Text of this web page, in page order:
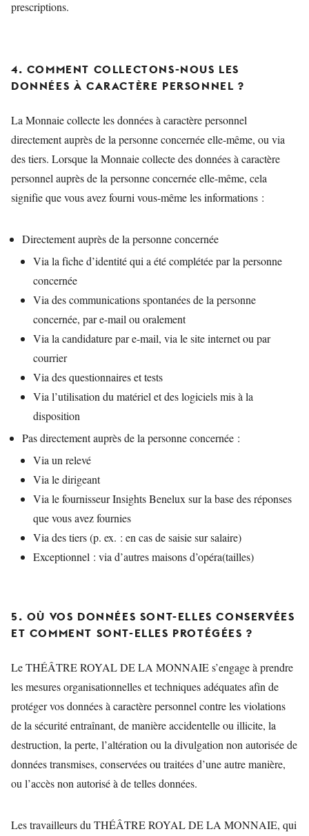
prescriptions.
4. COMMENT COLLECTONS-NOUS LES
DONNÉES À CARACTÈRE PERSONNEL ?
La Monnaie collecte les données à caractère personnel
directement auprès de la personne concernée elle-même, ou via
des tiers. Lorsque la Monnaie collecte des données à caractère
personnel auprès de la personne concernée elle-même, cela
signifie que vous avez fourni vous-même les informations :
Directement auprès de la personne concernée
Via la fiche d’identité qui a été complétée par la personne
concernée
Via des communications spontanées de la personne
concernée, par e-mail ou oralement
Via la candidature par e-mail, via le site internet ou par
courrier
Via des questionnaires et tests
Via l’utilisation du matériel et des logiciels mis à la
disposition
Pas directement auprès de la personne concernée :
Via un relevé
Via le dirigeant
Via le fournisseur Insights Benelux sur la base des réponses
que vous avez fournies
Via des tiers (p. ex. : en cas de saisie sur salaire)
Exceptionnel : via d’autres maisons d’opéra(tailles)
5. OÙ VOS DONNÉES SONT-ELLES CONSERVÉES
ET COMMENT SONT-ELLES PROTÉGÉES ?
Le THÉÂTRE ROYAL DE LA MONNAIE s’engage à prendre
les mesures organisationnelles et techniques adéquates afin de
protéger vos données à caractère personnel contre les violations
de la sécurité entraînant, de manière accidentelle ou illicite, la
destruction, la perte, l’altération ou la divulgation non autorisée de
données transmises, conservées ou traitées d’une autre manière,
ou l’accès non autorisé à de telles données.
Les travailleurs du THÉÂTRE ROYAL DE LA MONNAIE, qui